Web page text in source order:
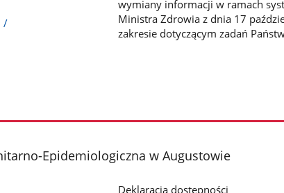
/
wymiany informacji w ramach
Ministra Zdrowia z dnia 17
zakresie dotyczącym zadań
Epidemiologiczna w Augustowie
Deklaracja dostępności